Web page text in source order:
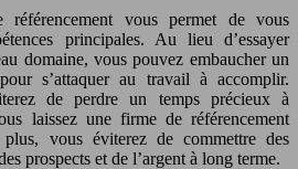
référencement vous permet de vous
principales. Au lieu d’essayer
domaine, vous pouvez embaucher un
s’attaquer au travail à accomplir.
de perdre un temps précieux à
laissez une firme de référencement
vous éviterez de commettre des
prospects et de l’argent à long terme.